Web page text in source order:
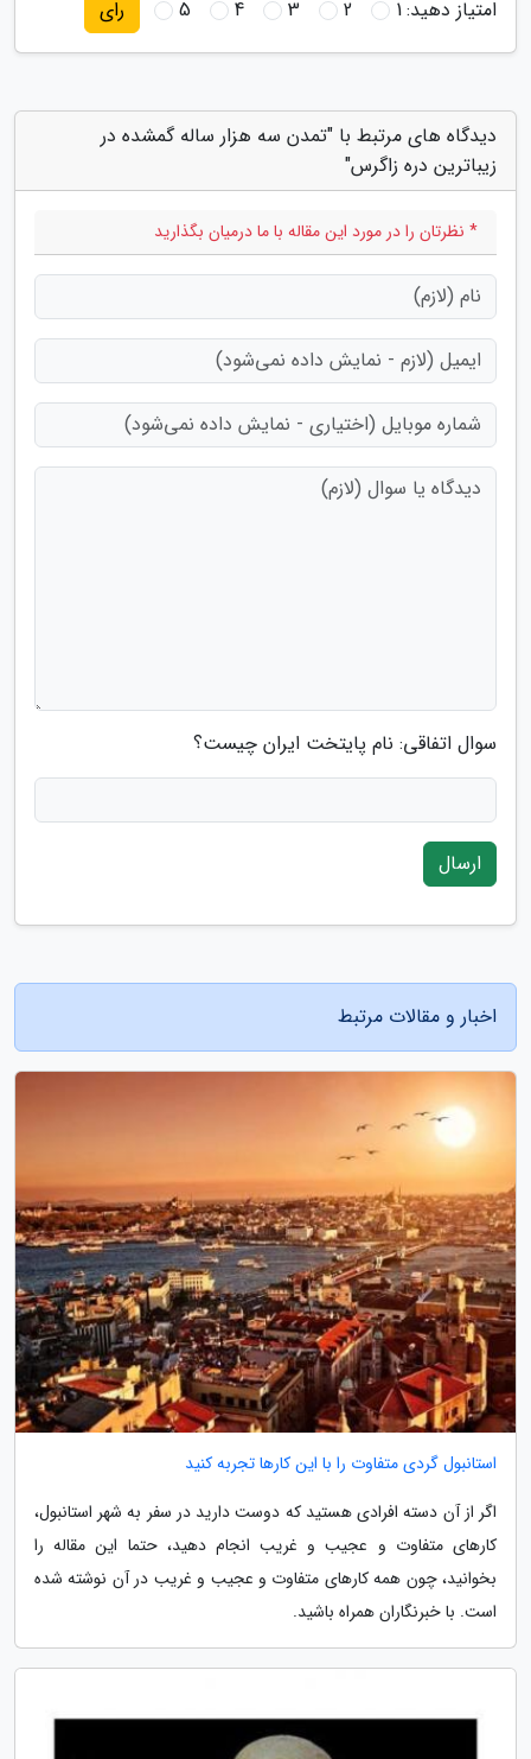
امتیاز دهید:1
2
3
4
5 رای
دیدگاه های مرتبط با "تمدن سه هزار ساله گمشده در
زیباترین دره زاگرس"
* نظرتان را در مورد این مقاله با ما درمیان بگذارید
سوال اتفاقی: نام پایتخت ایران چیست؟
ارسال
اخبار و مقالات مرتبط
استانبول گردی متفاوت را با این کارها تجربه کنید
اگر از آن دسته افرادی هستید که دوست دارید در سفر به شهر استانبول،
کارهای متفاوت و عجیب و غریب انجام دهید، حتما این مقاله را
بخوانید، چون همه کارهای متفاوت و عجیب و غریب در آن نوشته شده
است. با خبرنگاران همراه باشید.